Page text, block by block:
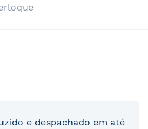
e despachado em até